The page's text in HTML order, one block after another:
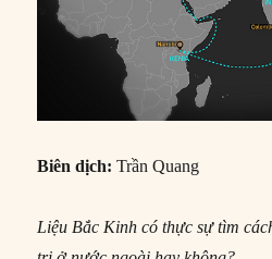
Biên dịch:Trần Quang
Liệu Bắc Kinh có thực sự tìm